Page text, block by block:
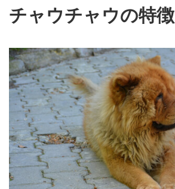
チャウチャウの特徴